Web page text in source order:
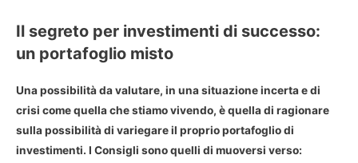
Il segreto per investimenti di successo:
un portafoglio misto
Una possibilità da valutare, in una situazione incerta e di
crisi come quella che stiamo vivendo, è quella di ragionare
sulla possibilità di variegare il proprio portafoglio di
investimenti. I Consigli sono quelli di muoversi verso: